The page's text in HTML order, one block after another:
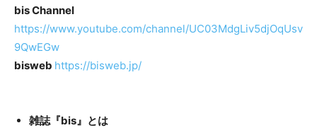
bis Channel
https://www.youtube.com/channel/UC03MdgLiv5djOqUsv
9QwEGw
bisweb https://bisweb.jp/
雑誌『bis』とは